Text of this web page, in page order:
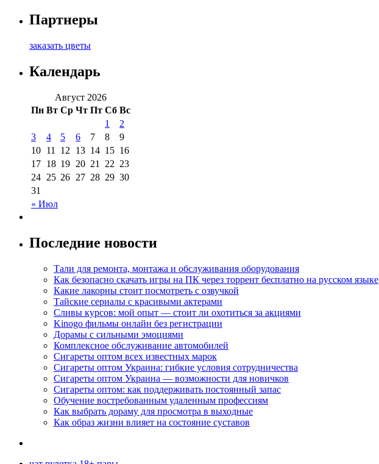
Партнеры
заказать цветы
Календарь
Август 2026
Пн Вт Ср Чт Пт Сб Вс
« Июл
1
2
3
4 5 6 7 8
9
10 11 12 13 14 15 16
17 18 19 20 21 22 23
24 25 26 27 28 29 30
31
Последние новости
Тали для ремонта, монтажа и обслуживания оборудования
Как безопасно скачать игры на ПК через торрент бесплатно на русском языке
Какие лакорны стоит посмотреть с озвучкой
Тайские сериалы с красивыми актерами
Сливы курсов: мой опыт — стоит ли охотиться за акциями
Kinogo фильмы онлайн без регистрации
Дорамы с сильными эмоциями
Комплексное обслуживание автомобилей
Сигареты оптом всех известных марок
Сигареты оптом Украина: гибкие условия сотрудничества
Сигареты оптом Украина — возможности для новичков
Сигареты оптом: как поддерживать постоянный запас
Обучение востребованным удаленным профессиям
Как выбрать дораму для просмотра в выходные
Как образ жизни влияет на состояние суставов